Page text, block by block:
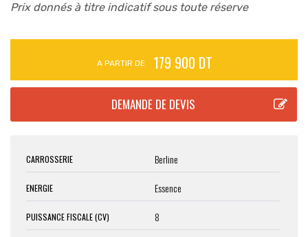
Prix donnés à titre indicatif sous toute réserve
A PARTIR DE 179 900 DT
CARROSSERIE Berline
ENERGIE Essence
PUISSANCE FISCALE (CV) 8